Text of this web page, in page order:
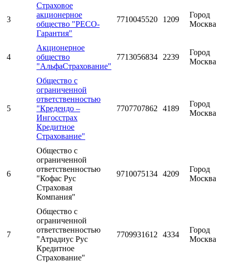
3
Страховое
акционерное
общество "РЕСО-
Гарантия"
7710045520 1209
Город
Москва
4
Акционерное
общество
"АльфаСтрахование"
7713056834 2239
Город
Москва
5
Общество с
ограниченной
ответственностью
"Кредендо –
Ингосстрах
Кредитное
Страхование"
7707707862 4189
Город
Москва
6
Общество с
ограниченной
ответственностью
"Кофас Рус
Страховая
Компания"
9710075134 4209
Город
Москва
7
Общество с
ограниченной
ответственностью
"Атрадиус Рус
Кредитное
Страхование"
7709931612 4334
Город
Москва